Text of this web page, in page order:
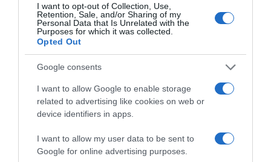
I want to opt-out of Collection, Use,
Retention, Sale, and/or Sharing of my
Personal Data that Is Unrelated with the
Purposes for which it was collected.
Opted Out
Google consents
I want to allow Google to enable storage
related to advertising like cookies on web or
device identifiers in apps.
I want to allow my user data to be sent to
Google for online advertising purposes.
2026-08-06.
Kiderült Horányi Juli kisbabájának a neme